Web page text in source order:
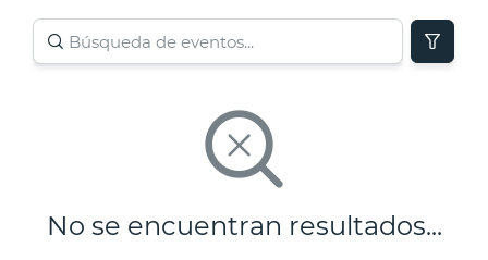
No se encuentran resultados...